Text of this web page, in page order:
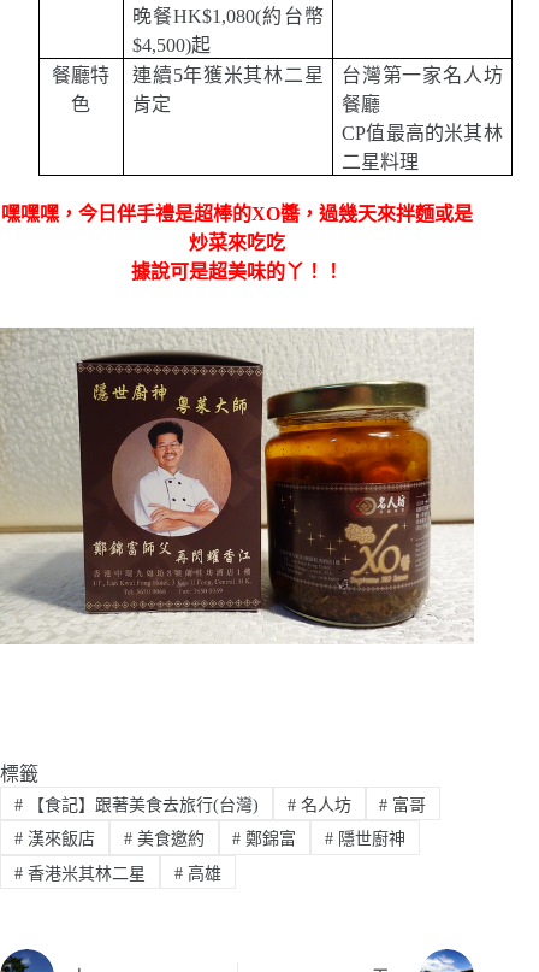
晚餐HK$1,080(約台幣
$4,500)起
餐廳特
色
連續5年獲米其林二星
肯定
台灣第一家名人坊
餐廳
CP值最高的米其林
二星料理
嘿嘿嘿，今日伴手禮是超棒的XO醬，過幾天來拌麵或是
炒菜來吃吃
據說可是超美味的丫！！
標籤
#【食記】跟著美食去旅行(台灣) #名人坊 # 富哥
#漢來飯店 #美食邀約 # 鄭錦富 # 隱世廚神
#香港米其林二星 #高雄